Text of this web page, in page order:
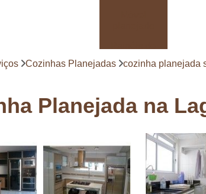
Pergolados
Pergolados
em madeira
Pisos de
madeira
Cozinhas Planejadas cozinha planejada
Planejada na